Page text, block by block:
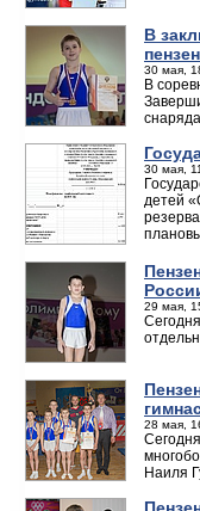
В
30 мая,
В
30 мая,
детей
29 мая,
28 мая,
Наиля